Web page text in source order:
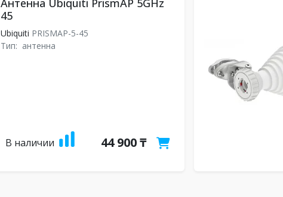
Антенна Ubiquiti PrismAP 5GHz
45
Ubiquiti PRISMAP-5-45
Тип: антенна
В наличии 44 900 ₸